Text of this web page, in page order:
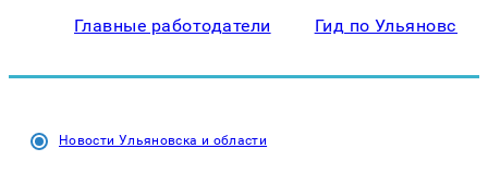
Главные работодатели Гид по Ульяновску
Новости Ульяновска и области